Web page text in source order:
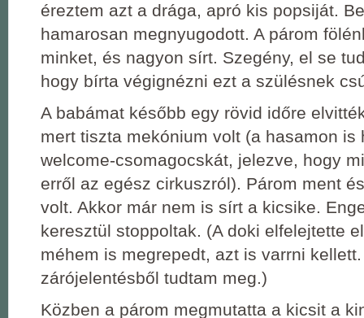
éreztem azt a drága, apró kis popsiját.
hamarosan megnyugodott. A párom
minket, és nagyon sírt. Szegény, el se
hogy bírta végignézni ezt a szülésnek
A babámat később egy rövid időre
mert tiszta mekónium volt (a hasamon is
welcome-csomagocskát, jelezve, hogy
erről az egész cirkuszról). Párom ment
volt. Akkor már nem is sírt a kicsike.
keresztül stoppoltak. (A doki elfelejtette
méhem is megrepedt, azt is varrni kellett.
zárójelentésből tudtam meg.)
Közben a párom megmutatta a kicsit a